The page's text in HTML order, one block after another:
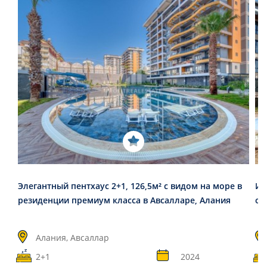
Элегантный пентхаус 2+1, 126,5м² с видом на море в
резиденции премиум класса в Авсалларе, Алания
Алания, Авсаллар
2+1
2024